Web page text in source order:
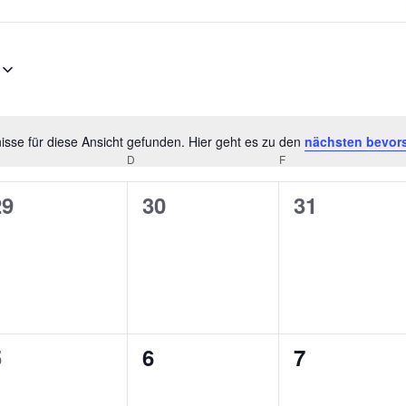
Hinweis
für diese Ansicht gefunden. Hier geht es zu den nächsten
D F
0
30
0
31
0
6
0
7